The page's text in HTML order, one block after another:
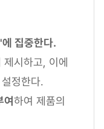
집중한다.
시하고, 이에
정한다.
여하여 제품의